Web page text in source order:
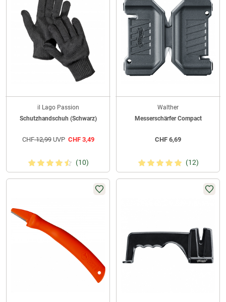
il Lago Passion
Schutzhandschuh (Schwarz)
CHF12,99UVP CHF3,49
(10)
Walther
Messerschärfer Compact
CHF 6,69
(12)